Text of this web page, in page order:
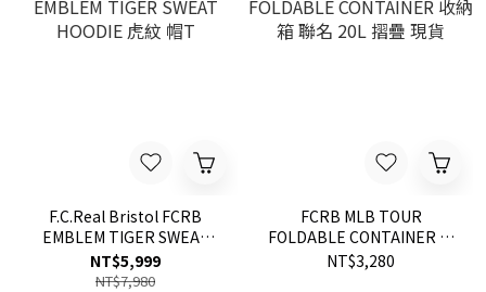
F.C.Real Bristol FCRB
EMBLEM TIGER SWEAT
HOODIE 虎紋 帽T
NT$5,999
NT$7,980
FCRB MLB TOUR
FOLDABLE CONTAINER 收
納箱 聯名 20L 摺疊 現貨
NT$3,280